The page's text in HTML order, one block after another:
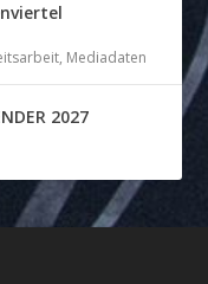
, Mediadaten
2027